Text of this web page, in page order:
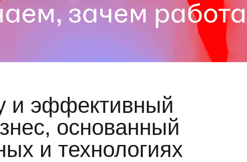
и эффективный
основанный
и технологиях